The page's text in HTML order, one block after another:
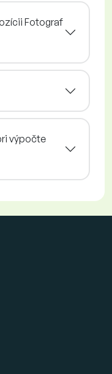
Fotograf
výpočte